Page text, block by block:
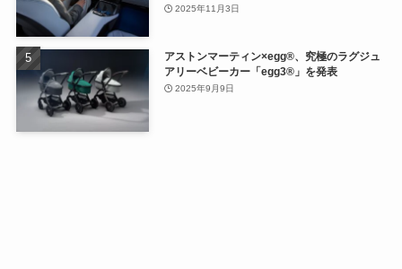
2025年11月3日
アストンマーティン×egg®、究極のラグジュ
アリーベビーカー「egg3®」を発表
2025年9月9日